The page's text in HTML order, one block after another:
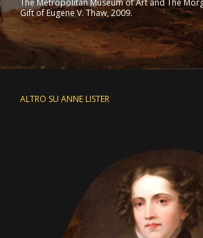
The Metropolitan Museum of Art and The
Gift of Eugene V. Thaw, 2009.
ALTRO SU ANNE LISTER